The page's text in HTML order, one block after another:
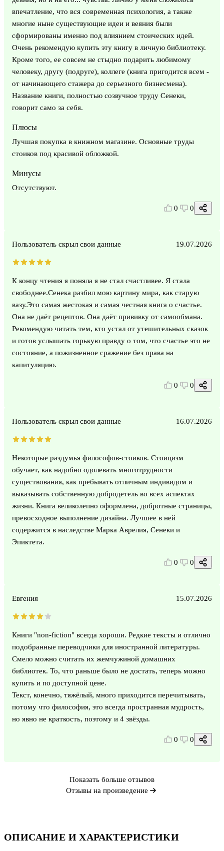
ОПИСАНИЕ И ХАРАКТЕРИСТИКИ
впечатление, что вся современная психология, а также
многие ныне существующие идеи и веяния были
сформированы именно под влиянием стоических идей.
Очень рекомендую купить эту книгу в личную библиотеку.
Кроме того, ее совсем не стыдно подарить любимому
человеку, другу (подруге), коллеге (книга пригодится всем -
от начинающего стажера до серьезного бизнесмена).
Название книги, полностью созвучное труду Сенеки,
говорит само за себя.
Плюсы
Лучшая покупка в книжном магазине. Основные труды
стоиков под красивой обложкой.
Минусы
Отсутствуют.
0 0
Пользователь скрыл свои данные 19.07.2026
К концу чтения я поняла я не стал счастливее. Я стала
свободнее.Сенека разбил мою картину мира, как старую
вазу.Это самая жестокая и самая честная книга о счастье.
Она не даёт рецептов. Она даёт прививку от самообмана.
Рекомендую читать тем, кто устал от утешительных сказок
и готов услышать горькую правду о том, что счастье это не
состояние, а пожизненное сражение без права на
капитуляцию.
0 0
Пользователь скрыл свои данные 16.07.2026
Некоторые раздумья философов-стоиков. Стоицизм
обучает, как надобно одолевать многотрудности
существования, как пребывать отличным индивидом и
выказывать собственную добродетель во всех аспектах
жизни. Книга великолепно оформлена, добротные страницы,
превосходное выполнение дизайна. Лучшее в ней
содержится в наследстве Марка Аврелия, Сенеки и
Эпиктета.
0 0
Евгения 15.07.2026
Книги "non-fiction" всегда хороши. Редкие тексты и отлично
подобранные переводчики для иностранной литературы.
Смело можно считать их жемчужиной домашних
библиотек. То, что раньше было не достать, теперь можно
купить и по доступной цене.
Текст, конечно, тяжёлый, много приходится перечитывать,
потому что философия, это всегда пространная мудрость,
но явно не краткость, поэтому и 4 звёзды.
0 0
Показать больше отзывов
Отзывы на произведение